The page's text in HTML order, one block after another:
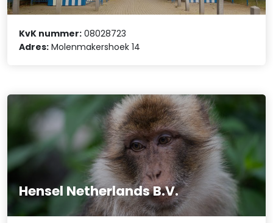
KvK nummer: 08028723
Adres: Molenmakershoek 14
Hensel Netherlands B.V.